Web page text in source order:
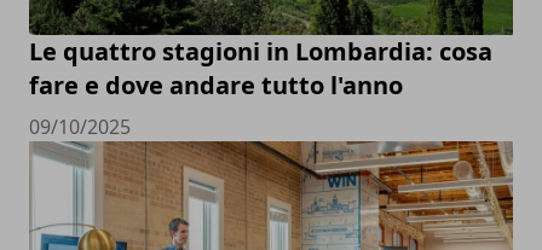
Le quattro stagioni in Lombardia: cosa
fare e dove andare tutto l'anno
09/10/2025